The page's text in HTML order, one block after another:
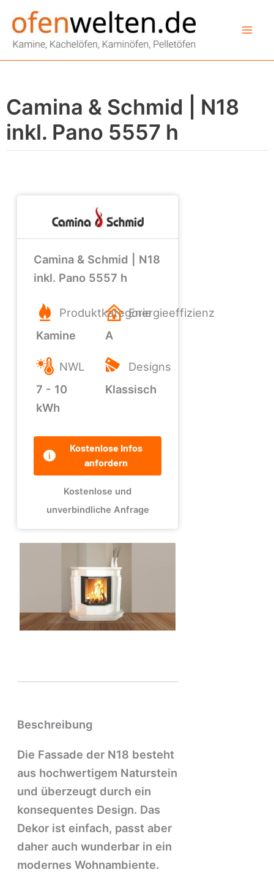
Inhalt
springen
Camina & Schmid | N18
inkl. Pano 5557 h
Camina & Schmid | N18
inkl. Pano 5557 h
Produktkategorie
Kamine
Energieeffizienz
A
NWL
7 - 10
kWh
Designs
Klassisch
Kostenlose Infos
anfordern
Kostenlose und
unverbindliche Anfrage
Beschreibung
Die Fassade der N18 besteht
aus hochwertigem Naturstein
und überzeugt durch ein
konsequentes Design. Das
Dekor ist einfach, passt aber
daher auch wunderbar in ein
modernes Wohnambiente.